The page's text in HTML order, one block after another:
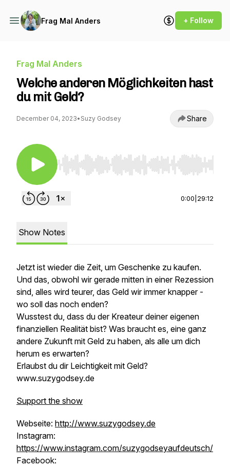
Frag Mal Anders + Follow
Frag Mal Anders
Welche anderen Möglichkeiten hast
du mit Geld?
December 04, 2023• Suzy Godsey Share
Use Left/Right to seek, Home/End to jump to
0:00 29:12
Show Notes
Jetzt ist wieder die Zeit, um Geschenke zu kaufen.
Und das, obwohl wir gerade mitten in einer Rezession
sind, alles wird teurer, das Geld wir immer knapper -
wo soll das noch enden?
Wusstest du, dass du der Kreateur deiner eigenen
finanziellen Realität bist? Was braucht es, eine ganz
andere Zukunft mit Geld zu haben, als alle um dich
herum es erwarten?
Erlaubst du dir Leichtigkeit mit Geld?
www.suzygodsey.de
Support the show
Webseite: http://www.suzygodsey.de
Instagram:
https://www.instagram.com/suzygodseyaufdeutsch/
Facebook: